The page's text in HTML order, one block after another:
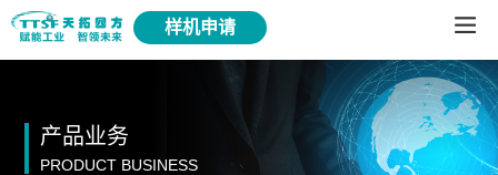
样机申请
产品业务
PRODUCT BUSINESS